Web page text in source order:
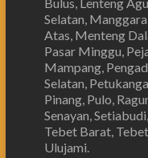
Selatan,
Atas, Menteng
Pasar Minggu,
Mampang,
Selatan,
Pinang, Pulo,
Senayan,
Tebet Barat,
Ulujami.